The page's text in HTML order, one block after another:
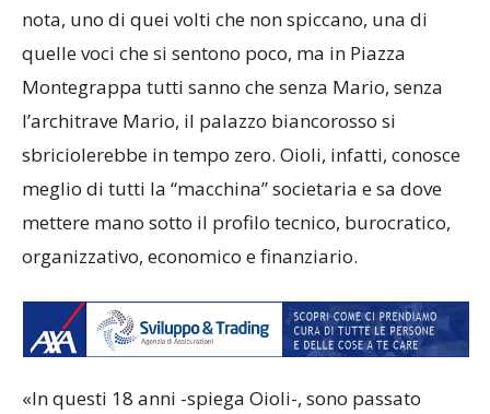
nota, uno di quei volti che non spiccano, una di
quelle voci che si sentono poco, ma in Piazza
Montegrappa tutti sanno che senza Mario, senza
l’architrave Mario, il palazzo biancorosso si
sbriciolerebbe in tempo zero. Oioli, infatti, conosce
meglio di tutti la “macchina” societaria e sa dove
mettere mano sotto il profilo tecnico, burocratico,
organizzativo, economico e finanziario.
«In questi 18 anni -spiega Oioli-, sono passato